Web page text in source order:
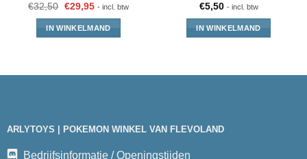
€32,50 €29,95 - incl. btw
IN WINKELMAND
€5,50 - incl. btw
IN WINKELMAND
ARLYTOYS | POKEMON WINKEL VAN FLEVOLAND
Bedrijfsinformatie / Openingstijden